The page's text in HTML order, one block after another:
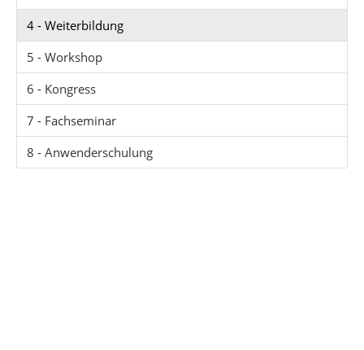
4 - Weiterbildung
5 - Workshop
6 - Kongress
7 - Fachseminar
8 - Anwenderschulung